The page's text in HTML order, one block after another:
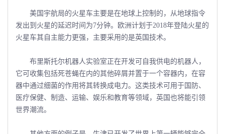
美国宇航局的火星车主要是在地球上控制的，从地球指令
发出到火星的延迟时间为7分钟。欧洲计划于2018年登陆火星的
火星车其自主能力更强，主要采用的是英国技术。
布里斯托尔机器人实验室正在开发可自我供电的机器人，
它可收集包括死苍蝇在内的其他碎屑并置于一个容器内，在容
器中通过细菌的作用将其转换成电力。这类技术可用于国防、
医疗保健、制造、运输、娱乐和教育等领域，英国也将能引领
世界潮流。